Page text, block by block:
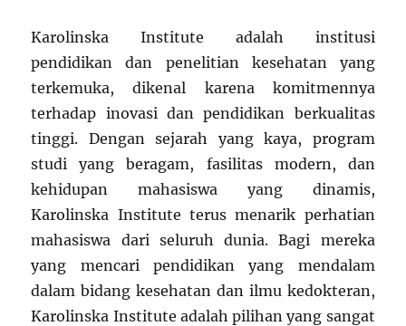
Karolinska Institute adalah institusi
pendidikan dan penelitian kesehatan yang
terkemuka, dikenal karena komitmennya
terhadap inovasi dan pendidikan berkualitas
tinggi. Dengan sejarah yang kaya, program
studi yang beragam, fasilitas modern, dan
kehidupan mahasiswa yang dinamis,
Karolinska Institute terus menarik perhatian
mahasiswa dari seluruh dunia. Bagi mereka
yang mencari pendidikan yang mendalam
dalam bidang kesehatan dan ilmu kedokteran,
Karolinska Institute adalah pilihan yang sangat